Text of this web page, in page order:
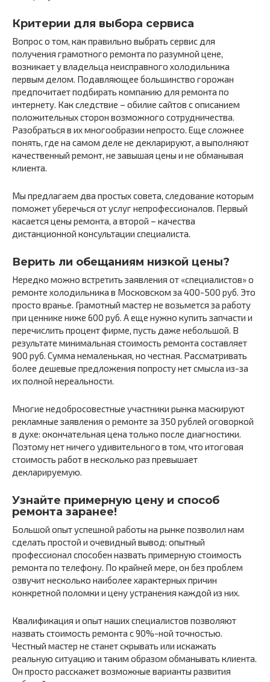
Критерии для выбора сервиса
Вопрос о том, как правильно выбрать сервис для
получения грамотного ремонта по разумной цене,
возникает у владельца неисправного холодильника
первым делом. Подавляющее большинство горожан
предпочитает подбирать компанию для ремонта по
интернету. Как следствие – обилие сайтов с описанием
положительных сторон возможного сотрудничества.
Разобраться в их многообразии непросто. Еще сложнее
понять, где на самом деле не декларируют, а выполняют
качественный ремонт, не завышая цены и не обманывая
клиента.
Мы предлагаем два простых совета, следование которым
поможет уберечься от услуг непрофессионалов. Первый
касается цены ремонта, а второй – качества
дистанционной консультации специалиста.
Верить ли обещаниям низкой цены?
Нередко можно встретить заявления от «специалистов» о
ремонте холодильника в Московском за 400-500 руб. Это
просто вранье. Грамотный мастер не возьмется за работу
при ценнике ниже 600 руб. А еще нужно купить запчасти и
перечислить процент фирме, пусть даже небольшой. В
результате минимальная стоимость ремонта составляет
900 руб. Сумма немаленькая, но честная. Рассматривать
более дешевые предложения попросту нет смысла из-за
их полной нереальности.
Многие недобросовестные участники рынка маскируют
рекламные заявления о ремонте за 350 рублей оговоркой
в духе: окончательная цена только после диагностики.
Поэтому нет ничего удивительного в том, что итоговая
стоимость работ в несколько раз превышает
декларируемую.
Узнайте примерную цену и способ
ремонта заранее!
Большой опыт успешной работы на рынке позволил нам
сделать простой и очевидный вывод: опытный
профессионал способен назвать примерную стоимость
ремонта по телефону. По крайней мере, он без проблем
озвучит несколько наиболее характерных причин
конкретной поломки и цену устранения каждой из них.
Квалификация и опыт наших специалистов позволяют
назвать стоимость ремонта с 90%-ной точностью.
Честный мастер не станет скрывать или искажать
реальную ситуацию и таким образом обманывать клиента.
Он просто расскажет возможные варианты развития